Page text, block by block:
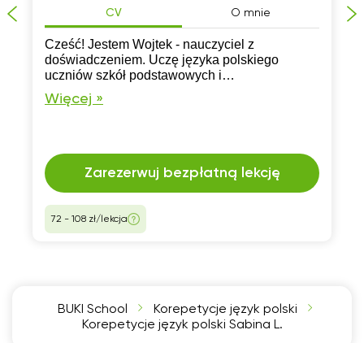
CV O mnie
Cześć! Jestem Wojtek - nauczyciel z
doświadczeniem. Uczę języka polskiego
uczniów szkół podstawowych i
ponadpodstawowych. Pracuję z pasją i
zaangażowaniem. Moje lekcje to nie tylko
Więcej »
Zarezerwuj bezpłatną lekcję
72 - 108 zł/lekcja
BUKI School
Korepetycje język polski
Korepetycje język polski Sabina L.